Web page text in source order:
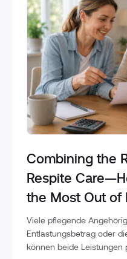
Combining the
Respite
the Most Out of
Viele pflegende
Entlastungsbetrag oder
können beide Leistungen